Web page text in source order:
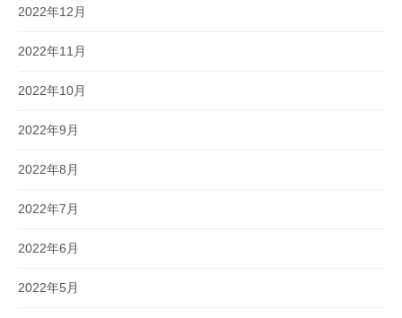
2022年12月
2022年11月
2022年10月
2022年9月
2022年8月
2022年7月
2022年6月
2022年5月